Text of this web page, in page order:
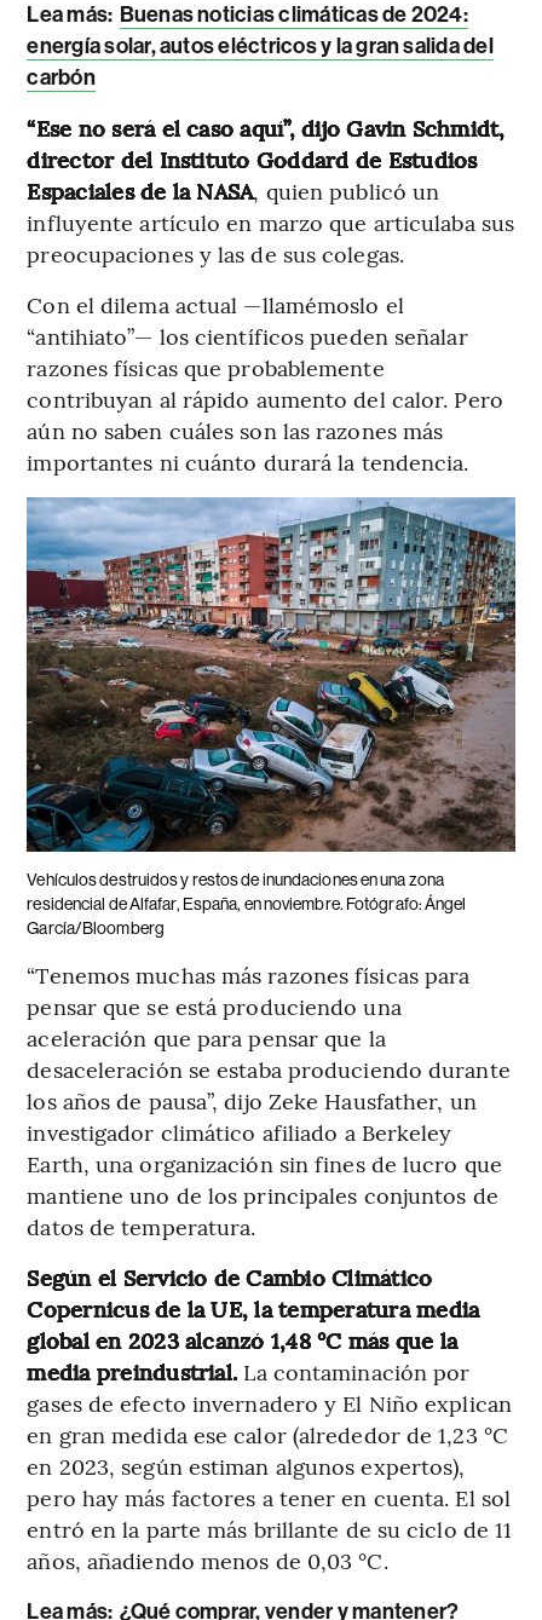
Lea más: Buenas noticias climáticas de 2024:
energía solar, autos eléctricos y la gran salida del
carbón
“Ese no será el caso aquí”, dijo Gavin Schmidt,
director del Instituto Goddard de Estudios
Espaciales de la NASA, quien publicó un
influyente artículo en marzo que articulaba sus
preocupaciones y las de sus colegas.
Con el dilema actual —llamémoslo el
“antihiato”— los científicos pueden señalar
razones físicas que probablemente
contribuyan al rápido aumento del calor. Pero
aún no saben cuáles son las razones más
importantes ni cuánto durará la tendencia.
Vehículos destruidos y restos de inundaciones en una zona
residencial de Alfafar, España, en noviembre. Fotógrafo: Ángel
García/Bloomberg
“Tenemos muchas más razones físicas para
pensar que se está produciendo una
aceleración que para pensar que la
desaceleración se estaba produciendo durante
los años de pausa”, dijo Zeke Hausfather, un
investigador climático afiliado a Berkeley
Earth, una organización sin fines de lucro que
mantiene uno de los principales conjuntos de
datos de temperatura.
Según el Servicio de Cambio Climático
Copernicus de la UE, la temperatura media
global en 2023 alcanzó 1,48 °C más que la
media preindustrial. La contaminación por
gases de efecto invernadero y El Niño explican
en gran medida ese calor (alrededor de 1,23 °C
en 2023, según estiman algunos expertos),
pero hay más factores a tener en cuenta. El sol
entró en la parte más brillante de su ciclo de 11
años, añadiendo menos de 0,03 °C.
Lea más: ¿Qué comprar, vender y mantener?